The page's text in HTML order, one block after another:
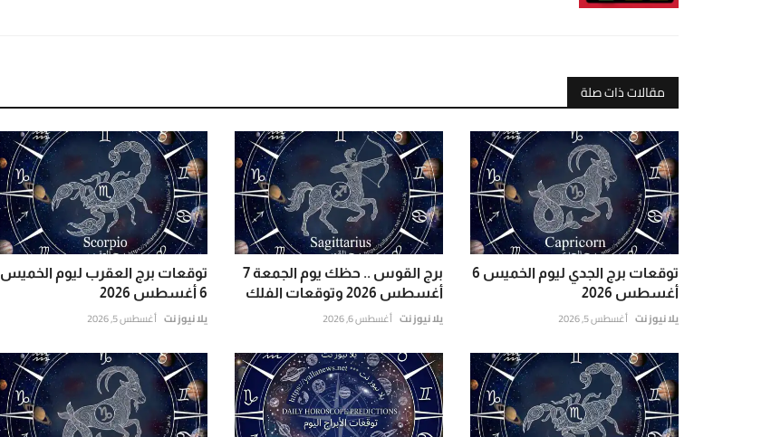
مقالات ذات صلة
توقعات برج الجدي ليوم الخميس 6
أغسطس 2026
يلا نيوز نت أغسطس 5, 2026
برج القوس .. حظك يوم الجمعة 7
أغسطس 2026 وتوقعات الفلك
يلا نيوز نت أغسطس 6, 2026
توقعات برج العقرب ليوم الخميس
6 أغسطس 2026
يلا نيوز نت أغسطس 5, 2026